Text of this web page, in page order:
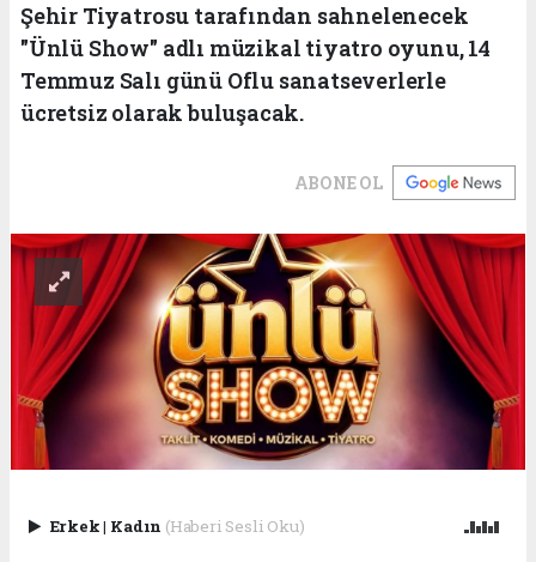
Şehir Tiyatrosu tarafından sahnelenecek
"Ünlü Show" adlı müzikal tiyatro oyunu, 14
Temmuz Salı günü Oflu sanatseverlerle
ücretsiz olarak buluşacak.
ABONE OL
Erkek| Kadın (Haberi Sesli Oku)